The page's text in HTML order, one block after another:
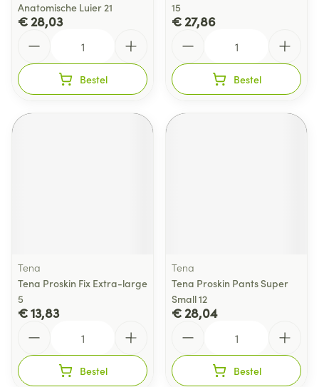
Anatomische Luier 21
€ 28,03
Bestel
15
€ 27,86
Bestel
Tena
Tena Proskin Fix Extra-large
5
€ 13,83
Bestel
Tena
Tena Proskin Pants Super
Small 12
€ 28,04
Bestel